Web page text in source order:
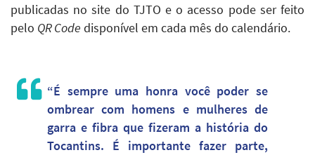
publicadas no site do TJTO e o acesso pode ser feito
pelo QR Code disponível em cada mês do calendário.
“É sempre uma honra você poder se
ombrear com homens e mulheres de
garra e fibra que fizeram a história do
Tocantins. É importante fazer parte,